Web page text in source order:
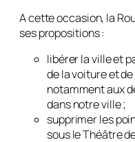
A cette occasion, la
ses propositions :
libérer la ville et
de la voiture et
notamment aux
dans notre ville ;
supprimer les
sous le Théâtre